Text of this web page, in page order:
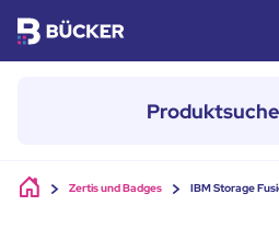
Skip to main content
Zertis und Badges IBM Storage